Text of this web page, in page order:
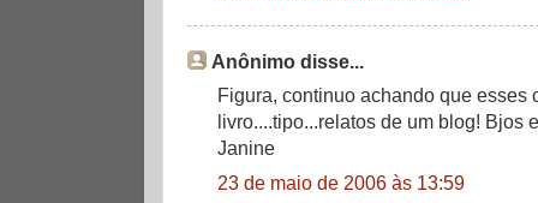
Anônimo disse...
Figura, continuo achando que esses
livro....tipo...relatos de um blog! Bjos
Janine
23 de maio de 2006 às 13:59